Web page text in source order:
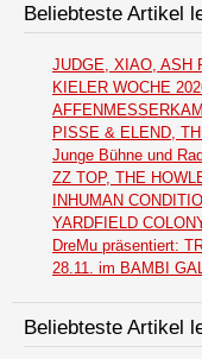
Beliebteste Artikel
JUDGE, XIAO, ASH
KIELER WOCHE
PISSE & ELEND,
Junge Bühne und
ZZ TOP, THE
INHUMAN
YARDFIELD
DreMu präsentiert:
28.11. im BAMBI
Beliebteste Artikel